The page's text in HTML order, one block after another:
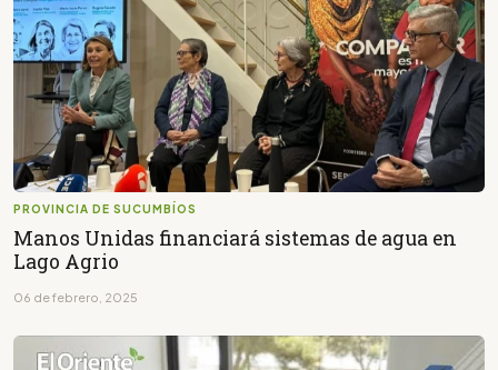
PROVINCIA DE SUCUMBÍOS
Manos Unidas financiará sistemas de agua en
Lago Agrio
06 de febrero, 2025